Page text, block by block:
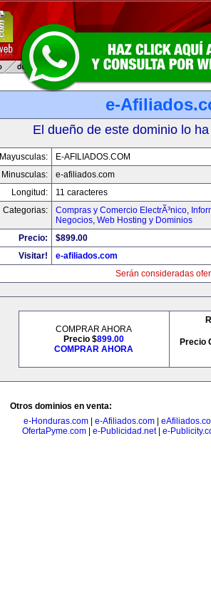
e-
El dueño de este dominio lo
Mayusculas:
E-AFILIADOS.COM
Minusculas:
e-afiliados.com
Longitud:
11 caracteres
Categorias:
Compras y Comercio ElectrÃ³nico,
Negocios, Web Hosting y Dominios
Precio:
$899.00
Visitar!
e-afiliados.com
Serán consideradas
COMPRAR AHORA
Precio $899.00
COMPRAR AHORA
Precio
Otros dominios en venta:
e-Honduras.com| e-Afiliados.com|
OfertaPyme.com| e-Publicidad.net| e-